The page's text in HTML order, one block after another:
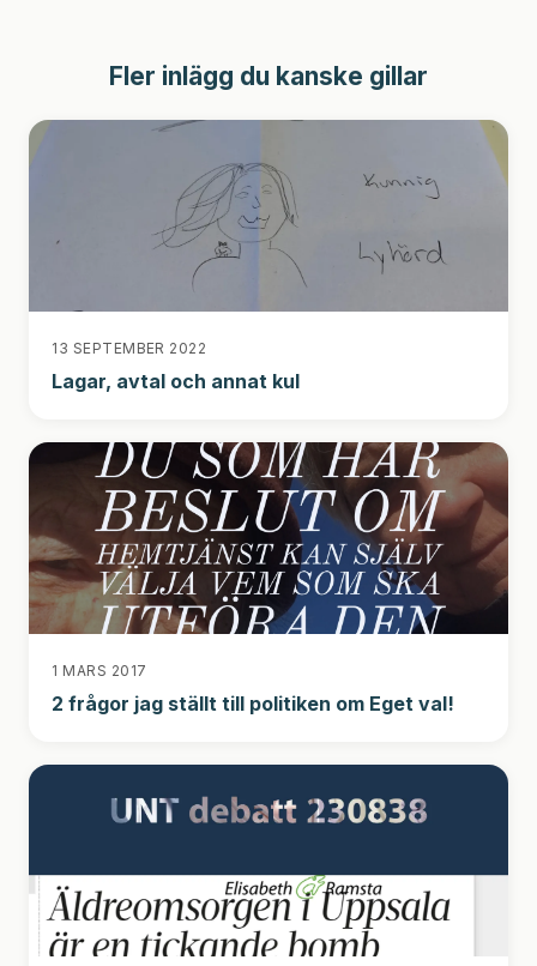
Fler inlägg du kanske gillar
13 SEPTEMBER 2022
Lagar, avtal och annat kul
1 MARS 2017
2 frågor jag ställt till politiken om Eget val!